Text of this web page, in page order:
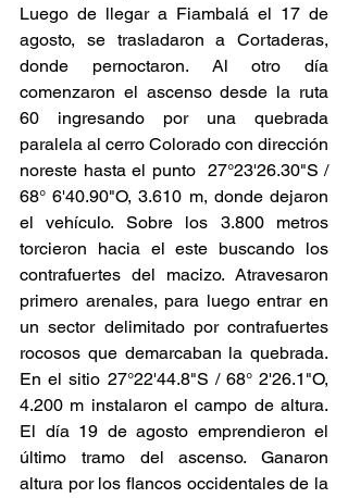
Luego de llegar a Fiambalá el 17 de
agosto, se trasladaron a Cortaderas,
donde pernoctaron. Al otro día
comenzaron el ascenso desde la ruta
60 ingresando por una quebrada
paralela al cerro Colorado con dirección
noreste hasta el punto  27°23'26.30"S /
68° 6'40.90"O, 3.610 m, donde dejaron
el vehículo. Sobre los 3.800 metros
torcieron hacia el este buscando los
contrafuertes del macizo. Atravesaron
primero arenales, para luego entrar en
un sector delimitado por contrafuertes
rocosos que demarcaban la quebrada.
En el sitio 27°22'44.8"S / 68° 2'26.1"O,
4.200 m instalaron el campo de altura.
El día 19 de agosto emprendieron el
último tramo del ascenso. Ganaron
altura por los flancos occidentales de la